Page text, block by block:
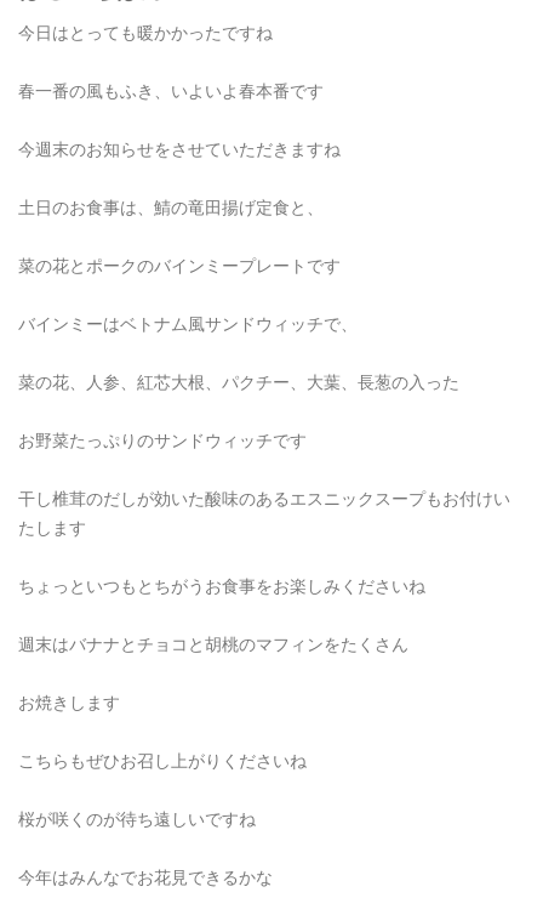
今日はとっても暖かかったですね
春一番の風もふき、いよいよ春本番です
今週末のお知らせをさせていただきますね
土日のお食事は、鯖の竜田揚げ定食と、
菜の花とポークのバインミープレートです
バインミーはベトナム風サンドウィッチで、
菜の花、人参、紅芯大根、パクチー、大葉、長葱の入った
お野菜たっぷりのサンドウィッチです
干し椎茸のだしが効いた酸味のあるエスニックスープもお付けい
たします
ちょっといつもとちがうお食事をお楽しみくださいね
週末はバナナとチョコと胡桃のマフィンをたくさん
お焼きします
こちらもぜひお召し上がりくださいね
桜が咲くのが待ち遠しいですね
今年はみんなでお花見できるかな